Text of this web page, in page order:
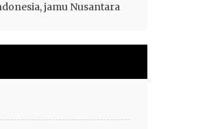
jamu Nusantara